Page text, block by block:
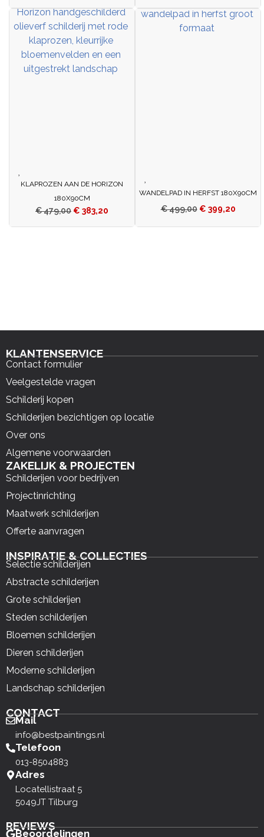
KLAPROZEN AAN DE HORIZON
180X90CM
€479,00 € 383,20
WANDELPAD IN HERFST 180X90CM
€499,00 € 399,20
KLANTENSERVICE
Contact formulier
Veelgestelde vragen
Schilderij kopen
Schilderijen bezichtigen op locatie
Over ons
Algemene voorwaarden
ZAKELIJK & PROJECTEN
Schilderijen voor bedrijven
Projectinrichting
Maatwerk schilderijen
Offerte aanvragen
INSPIRATIE & COLLECTIES
Selectie schilderijen
Abstracte schilderijen
Grote schilderijen
Steden schilderijen
Bloemen schilderijen
Dieren schilderijen
Moderne schilderijen
Landschap schilderijen
CONTACT
Mail
info@bestpaintings.nl
Telefoon
013-8504883
Adres
Locatellistraat 5
5049JT Tilburg
REVIEWS
Beoordelingen